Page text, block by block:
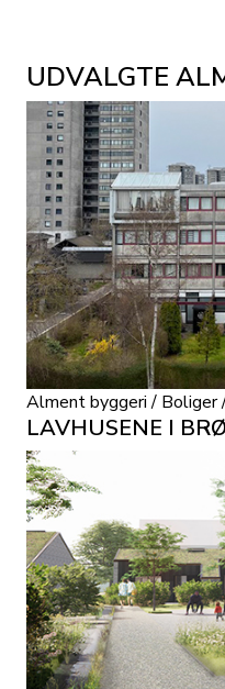
UDVALGTE
Alment byggeri / Boliger
LAVHUSENE I